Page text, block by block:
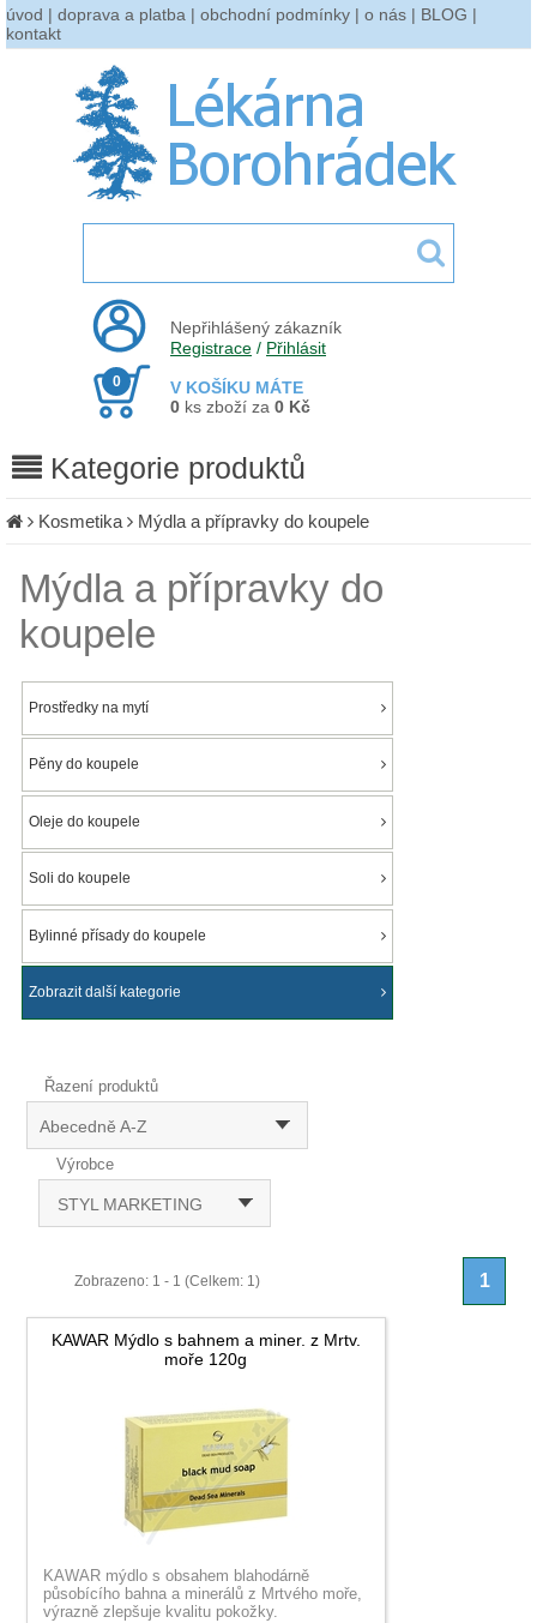
úvod | doprava a platba | obchodní podmínky | o nás | BLOG |
kontakt
Nepřihlášený zákazník
Registrace / Přihlásit
V KOŠÍKU MÁTE
0
0 ks zboží za 0 Kč
Kategorie produktů
Kosmetika Mýdla a přípravky do koupele
Mýdla a přípravky do
koupele
Prostředky na mytí
Pěny do koupele
Oleje do koupele
Soli do koupele
Bylinné přísady do koupele
Zobrazit další kategorie
Řazení produktů
Abecedně A-Z
Výrobce
STYL MARKETING
Zobrazeno: 1 - 1 (Celkem: 1) 1
KAWAR Mýdlo s bahnem a miner. z Mrtv.
moře 120g
KAWAR mýdlo s obsahem blahodárně
působícího bahna a minerálů z Mrtvého moře,
výrazně zlepšuje kvalitu pokožky.